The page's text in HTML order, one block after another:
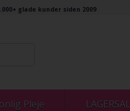
glade kunder siden 2009
Pleje